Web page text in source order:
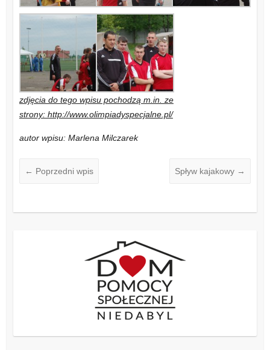
zdjęcia do tego wpisu pochodzą m.in. ze
strony: http://www.olimpiadyspecjalne.pl/
autor wpisu: Marlena Milczarek
← Poprzedni wpis Spływ kajakowy →